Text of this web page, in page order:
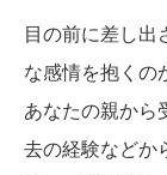
目の前に差し出
な感情を抱くの
あなたの親から
去の経験などか